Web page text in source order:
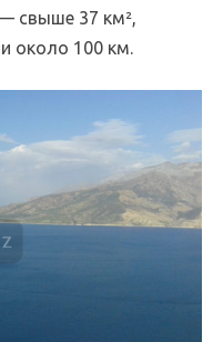
свыше 37 км²,
около 100 км.